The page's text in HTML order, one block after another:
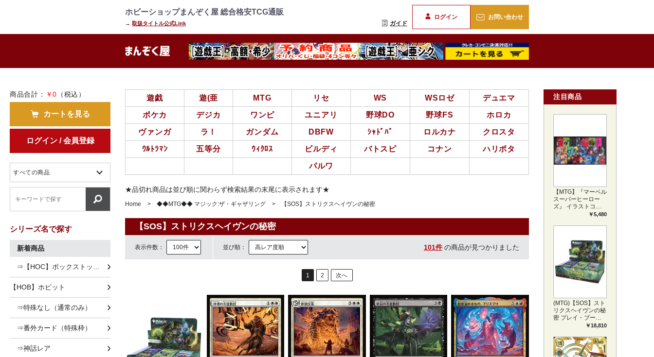
=================================
ホビーショップまんぞく屋 総合格安TCG通販
→ 取扱タイトル公式Link ガイド
ログイン お問い合わせ
まんぞく屋 格安TCG通販
商品合計： ￥0 （税込）
カートを見る
ログイン / 会員登録
シリーズ名で探す
新着商品
【HOB】ホビット
⇒特殊なし（通常のみ）
⇒番外カード（特殊枠）
⇒神話レア
遊戯 遊(亜 MTG リセ WS WSロゼ デュエマ
ポケカ デジカ ワンピ ユニアリ 野球DO 野球FS ホロカ
ヴァンガ ラ！ ガンダム DBFW ｼｬﾄﾞﾊﾞ ロルカナ クロスタ
ｳﾙﾄﾗﾏﾝ 五等分 ｳｨｸﾛｽ ビルディ バトスピ コナン ハリポタ
パルワ
★品切れ商品は並び順に関わらず検索結果の末尾に表示されます★
Home ◆◆MTG◆◆ マジック:ザ・ギャザリング 【SOS】ストリクスヘイヴンの秘密
【SOS】ストリクスヘイヴンの秘密
表示件数： 並び順： 101件 の商品が見つかりました
1 2 次へ
注目商品
【MTG】『マーベル
スーパーヒーロー
ズ』 イラストコレ
クション 54種コン
￥5,480
(MTG)【SOS】スト
リクスヘイヴンの秘
密 プレイ・ブース
ター1BOX日本語版
￥18,810